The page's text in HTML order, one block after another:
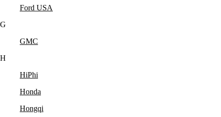
Ford USA
G
GMC
H
HiPhi
Honda
Hongqi